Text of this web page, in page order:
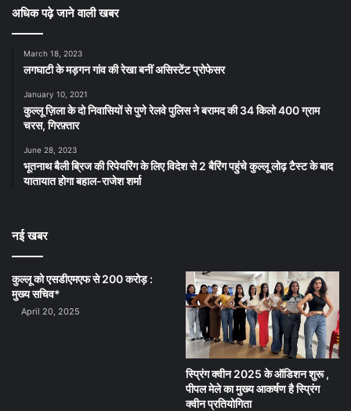
अधिक पढ़े जाने वाली खबर
March 18, 2023
लगघाटी के मड़गन गांव की रेखा बनीं असिस्टेंट प्रोफेसर
January 10, 2021
कुल्लू ज़िला के दो निवासियों से पुणे रेलवे पुलिस ने बरामद की 34 किलो 400 ग्राम
चरस, गिरफ़्तार
June 28, 2023
भूतनाथ बैली ब्रिज की रिपेयरिंग के लिए विदेश से 2 बैरिंग पहुंचे कुल्लू लोढ़ टैस्ट के बाद
यातायात होगा बहाल-राजेश शर्मा
नई खबर
कुल्लू को एसडीएमएफ से 200 करोड़ :
मुख्य सचिव*
April 20, 2025
स्प्रिंग क्वीन 2025 के ऑडिशन शुरू ,
पीपल मेले का मुख्य आकर्षण है स्प्रिंग
क्वीन प्रतियोगिता